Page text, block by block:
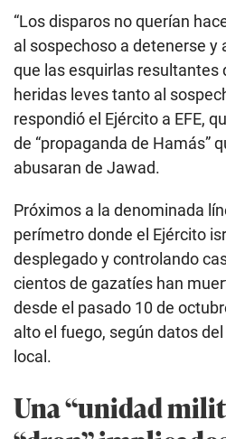
“Los disparos no querían
al sospechoso a detenerse y
que las esquirlas resultantes
heridas leves tanto al
respondió el Ejército a EFE,
de “propaganda de Hamás”
abusaran de Jawad.
Próximos a la denominada
perímetro donde el Ejército
desplegado y controlando
cientos de gazatíes han
desde el pasado 10 de
alto el fuego, según datos
local.
Una “unidad